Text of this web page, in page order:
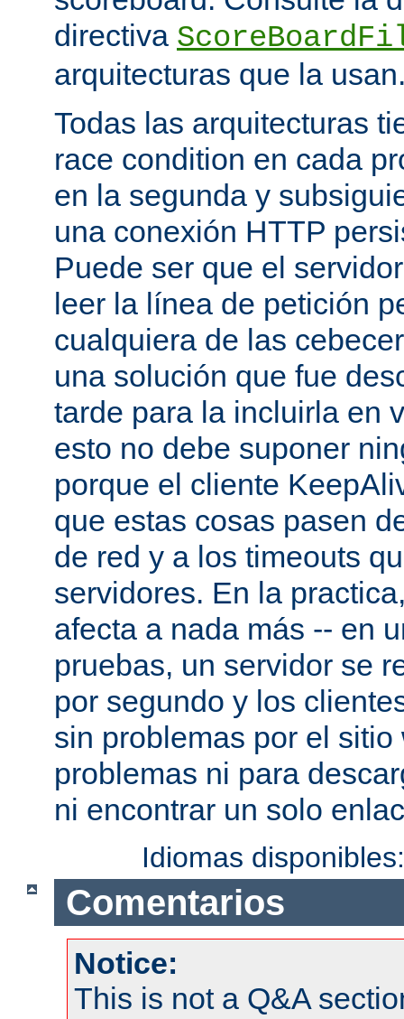
directiva
arquitecturas que la
Todas las arquitecturas
race condition en cada
en la segunda y
una conexión HTTP
Puede ser que el
leer la línea de petición
cualquiera de las
una solución que fue
tarde para la incluirla en
esto no debe suponer
porque el cliente
que estas cosas pasen
de red y a los timeouts
servidores. En la
afecta a nada más -- en
pruebas, un servidor se
por segundo y los
sin problemas por el
problemas ni para
ni encontrar un solo
Idiomas
Comentarios
Notice:
This is not a Q&A